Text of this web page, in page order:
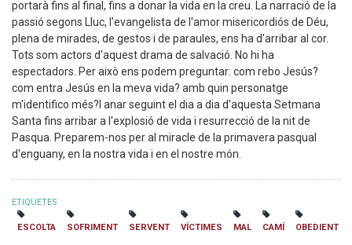
portarà fins al final, fins a donar la vida en la creu. La narració de la
passió segons Lluc, l'evangelista de l'amor misericordiós de Déu,
plena de mirades, de gestos i de paraules, ens ha d'arribar al cor.
Tots som actors d'aquest drama de salvació. No hi ha
espectadors. Per això ens podem preguntar: com rebo Jesús?
com entra Jesús en la meva vida? amb quin personatge
m'identifico més?I anar seguint el dia a dia d'aquesta Setmana
Santa fins arribar a l'explosió de vida i resurrecció de la nit de
Pasqua. Preparem-nos per al miracle de la primavera pasqual
d'enguany, en la nostra vida i en el nostre món.
ETIQUETES
ESCOLTA SOFRIMENT SERVENT VÍCTIMES MAL CAMÍ OBEDIENT